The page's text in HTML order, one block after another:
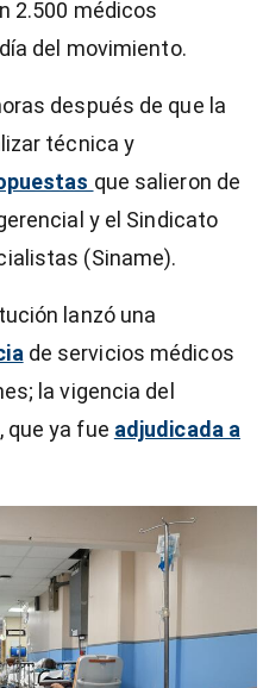
2.500 médicos
del movimiento.
después de que la
técnica y
que salieron de
y el Sindicato
(Siname).
lanzó una
de servicios médicos
la vigencia del
ya fue adjudicada a